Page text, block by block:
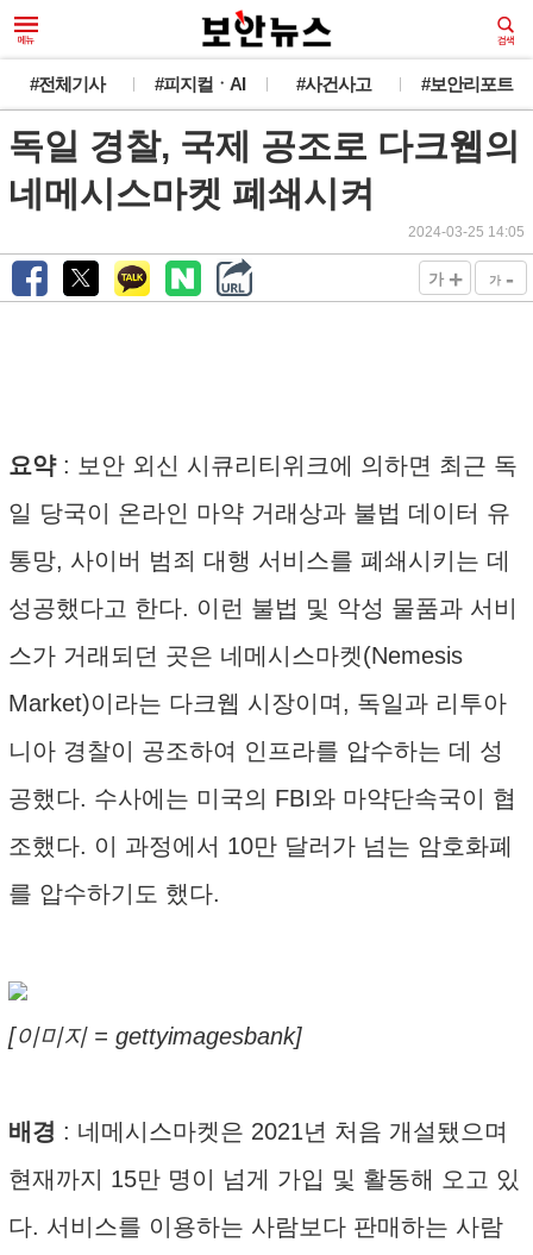
#전체기사 #피지컬ㆍAI #사건사고 #보안리포트
독일 경찰, 국제 공조로 다크웹의
네메시스마켓 폐쇄시켜
2024-03-25 14:05
가 + 가 -
요약: 보안 외신 시큐리티위크에 의하면 최근 독
일 당국이 온라인 마약 거래상과 불법 데이터 유
통망, 사이버 범죄 대행 서비스를 폐쇄시키는 데
성공했다고 한다. 이런 불법 및 악성 물품과 서비
스가 거래되던 곳은 네메시스마켓(Nemesis
Market)이라는 다크웹 시장이며, 독일과 리투아
니아 경찰이 공조하여 인프라를 압수하는 데 성
공했다. 수사에는 미국의 FBI와 마약단속국이 협
조했다. 이 과정에서 10만 달러가 넘는 암호화폐
를 압수하기도 했다.
[이미지 = gettyimagesbank]
배경 : 네메시스마켓은 2021년 처음 개설됐으며
현재까지 15만 명이 넘게 가입 및 활동해 오고 있
다. 서비스를 이용하는 사람보다 판매하는 사람